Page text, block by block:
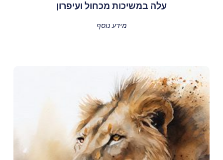
עלה במשיכות מכחול ועיפרון
מידע נוסף